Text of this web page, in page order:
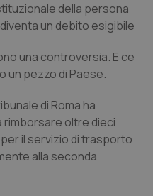
della persona
un debito esigibile
una controversia. E ce
un pezzo di Paese.
di Roma ha
rimborsare oltre dieci
per il servizio di trasporto
alla seconda